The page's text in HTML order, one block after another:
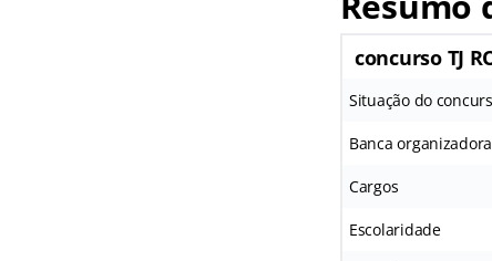
concurso TJ
Situação do
Banca organizadora
Cargos
Escolaridade